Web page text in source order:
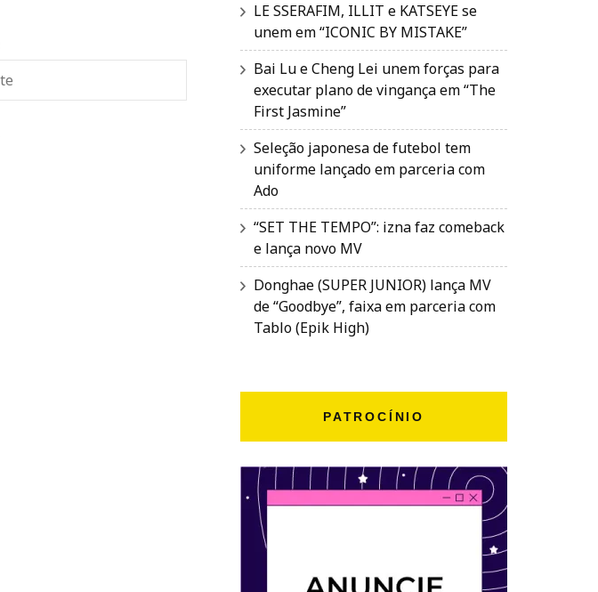
LE SSERAFIM, ILLIT e KATSEYE se
unem em “ICONIC BY MISTAKE”
Bai Lu e Cheng Lei unem forças para
executar plano de vingança em “The
First Jasmine”
Seleção japonesa de futebol tem
uniforme lançado em parceria com
Ado
“SET THE TEMPO”: izna faz comeback
e lança novo MV
Donghae (SUPER JUNIOR) lança MV
de “Goodbye”, faixa em parceria com
Tablo (Epik High)
PATROCÍNIO